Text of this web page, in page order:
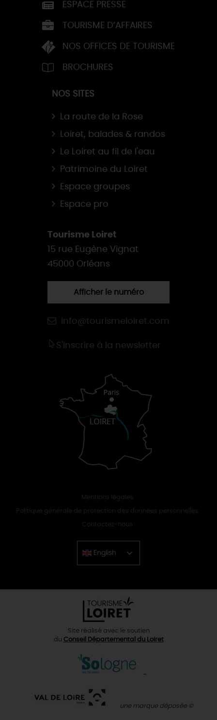
ESPACE PRESSE
TOURISME D’AFFAIRES
NOS OFFICES DE TOURISME
BROCHURES
NOS SITES
La route de la Rose
Loiret, balades & randos
Le Loiret au fil de l'eau
Patrimoine du Loiret
Espace groupes
Espace pro
Tourisme Loiret
15 rue Eugène Vignat
45000 Orléans
Afficher le numéro
info@tourismeloiret.com
S'inscrire à la newsletter
Mentions légales
Politique générale de protection des données personnelles
Contactez-nous
English
Chinese
Site réalisé avec le soutien
du Conseil Départemental du Loiret
une marque déposée ©